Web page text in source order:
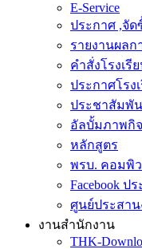
E-Service
ประกาศ ,จัด
รายงานผลก
คำสั่งโรงเรี
ประกาศโรง
ประชาสัมพั
อัลบั้มภาพกิ
หลักสูตร
พรบ. คอมพิว
Facebook ป
ศูนย์ประสาน
งานสำนักงาน
THK-